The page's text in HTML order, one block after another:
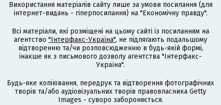
Використання матеріалів сайту лише за умови посилання (для
інтернет-видань - гіперпосилання) на "Економічну правду".
Всі матеріали, які розміщені на цьому сайті із посиланням на
агентство "Інтерфакс-Україна", не підлягають подальшому
відтворенню та/чи розповсюдженню в будь-якій формі,
інакше як з письмового дозволу агентства "Інтерфакс-
Україна".
Будь-яке копіювання, передрук та відтворення фотографічних
творів та/або аудіовізуальних творів правовласника Getty
Images - суворо забороняється.